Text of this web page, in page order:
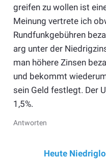
greifen zu wollen ist
Meinung vertrete ich
Rundfunkgebühren
arg unter der
man höhere Zinsen
und bekommt
sein Geld festlegt. Der
1,5%.
Antworten
Heute